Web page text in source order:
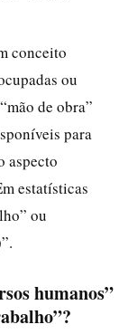
conceito
ou
de obra”
para
aspecto
estatísticas
ou
humanos”